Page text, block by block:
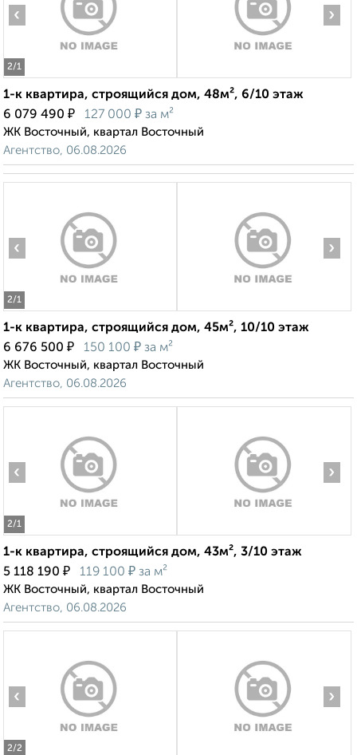
2/1
‹ ›
1-к квартира, строящийся дом, 48м², 6/10 этаж
6 079 490 ₽ 127 000 ₽ за м²
ЖК Восточный, квартал Восточный
Агентство, 06.08.2026
2/1
‹ ›
1-к квартира, строящийся дом, 45м², 10/10 этаж
6 676 500 ₽ 150 100 ₽ за м²
ЖК Восточный, квартал Восточный
Агентство, 06.08.2026
2/1
‹ ›
1-к квартира, строящийся дом, 43м², 3/10 этаж
5 118 190 ₽ 119 100 ₽ за м²
ЖК Восточный, квартал Восточный
Агентство, 06.08.2026
2/2
‹ ›